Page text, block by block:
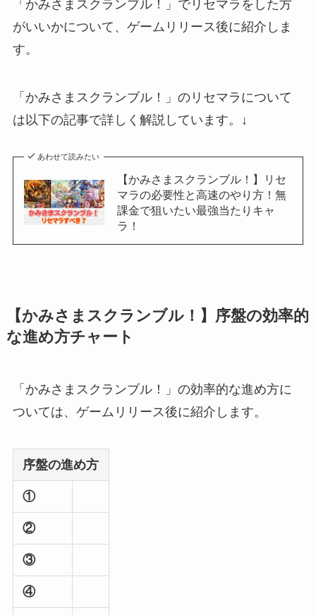
「かみさまスクランブル！」でリセマラをした方
がいいかについて、ゲームリリース後に紹介しま
す。
「かみさまスクランブル！」のリセマラについて
は以下の記事で詳しく解説しています。↓
あわせて読みたい
【かみさまスクランブル！】リセ
マラの必要性と高速のやり方！無
課金で狙いたい最強当たりキャ
ラ！
【かみさまスクランブル！】序盤の効率的
な進め方チャート
「かみさまスクランブル！」の効率的な進め方に
ついては、ゲームリリース後に紹介します。
序盤の進め方
①
②
③
④